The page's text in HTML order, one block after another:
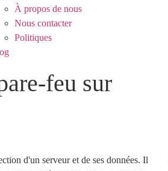
À propos de nous
Nous contacter
Politiques
feu sur
d'un serveur et de ses données. Il